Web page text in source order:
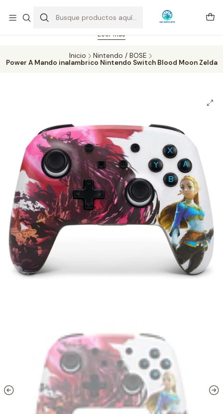
Feriado 21-05-2026 atención hasta las 14 hrs. Envío GRATIS mismo
día solo área Metropolitana Santiago por compras desde CLP 39.900.
Pedidos hasta 16 hrs., sábados y domingos hasta 14 hrs.
Leer más
Inicio
Nintendo / BOSE
Power A Mando inalambrico Nintendo Switch Blood Moon Zelda